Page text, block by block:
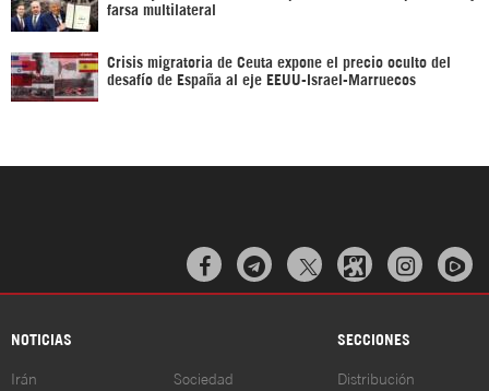
farsa multilateral
Crisis migratoria de Ceuta expone el precio oculto del
desafío de España al eje EEUU-Israel-Marruecos
  
NOTICIAS SECCIONES
Irán Sociedad Distribución